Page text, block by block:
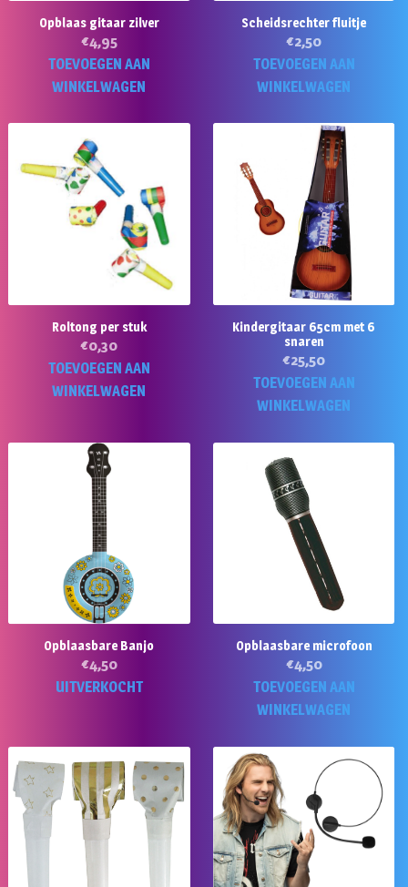
Opblaas gitaar zilver
€4,95
TOEVOEGEN AAN
WINKELWAGEN
Scheidsrechter fluitje
€2,50
TOEVOEGEN AAN
WINKELWAGEN
Roltong per stuk
€0,30
TOEVOEGEN AAN
WINKELWAGEN
Kindergitaar 65cm met 6
snaren
€25,50
TOEVOEGEN AAN
WINKELWAGEN
Opblaasbare Banjo
€4,50
UITVERKOCHT
Opblaasbare microfoon
€4,50
TOEVOEGEN AAN
WINKELWAGEN